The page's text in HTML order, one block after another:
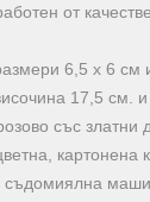
от
6,5 х 6 см
17,5 см.
със златни
картонена
съдомиялна